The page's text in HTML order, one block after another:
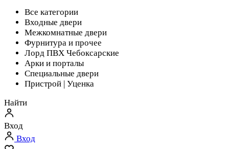
Все категории
Входные двери
Межкомнатные двери
Фурнитура и прочее
Лорд ПВХ Чебоксарские
Арки и порталы
Специальные двери
Пристрой | Уценка
Найти
Вход
Вход